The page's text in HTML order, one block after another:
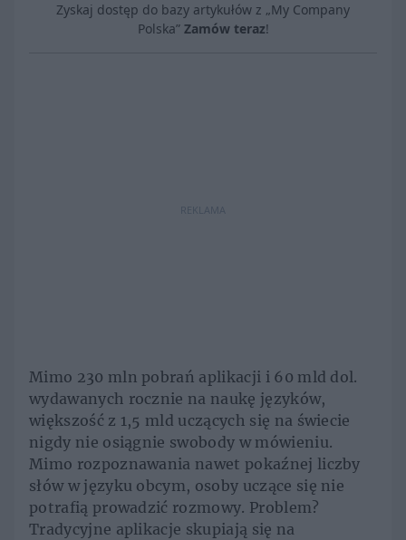
Zyskaj dostęp do bazy artykułów z „My Company
Polska” Zamów teraz!
REKLAMA
Mimo 230 mln pobrań aplikacji i 60 mld dol.
wydawanych rocznie na naukę języków,
większość z 1,5 mld uczących się na świecie
nigdy nie osiągnie swobody w mówieniu.
Mimo rozpoznawania nawet pokaźnej liczby
słów w języku obcym, osoby uczące się nie
potrafią prowadzić rozmowy. Problem?
Tradycyjne aplikacje skupiają się na